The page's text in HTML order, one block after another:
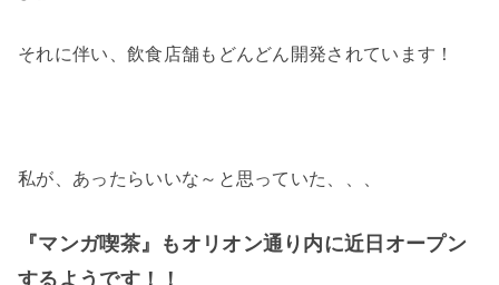
それに伴い、飲食店舗もどんどん開発されています！
私が、あったらいいな～と思っていた、、、
『マンガ喫茶』もオリオン通り内に近日オープン
するようです！！